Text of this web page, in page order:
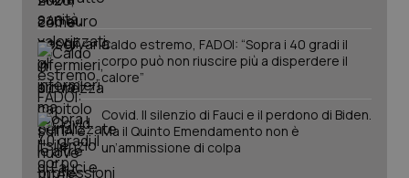
Caldo estremo, FADOI: “Sopra i 40 gradi il
corpo può non riuscire più a disperdere il
calore”
Covid. Il silenzio di Fauci e il perdono di Biden.
Ma il Quinto Emendamento non è
un’ammissione di colpa